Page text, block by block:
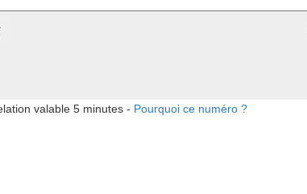
valable 5 minutes - Pourquoi ce numéro ?